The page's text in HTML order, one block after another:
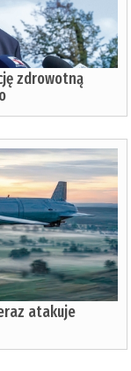
zdrowotną
atakuje